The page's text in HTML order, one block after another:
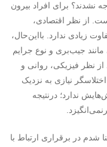
نشدند؟ برای افراد بیرون
از نظر اقتصادی،
زیادی ندارد. بااین‌حال،
جیب‌بری و نوع جرایم
نظر فیزیکی، روانی و
نیازی به نزدیک
ندارد؛ درنتیجه
شدم در برقراری ارتباط با